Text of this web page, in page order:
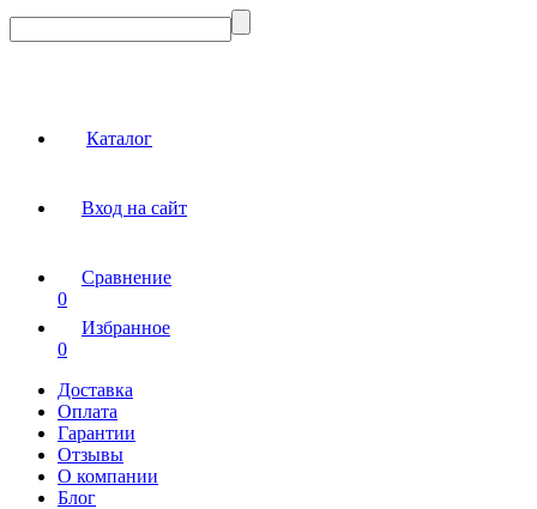
Каталог
Вход на сайт
Сравнение
0
Избранное
0
Доставка
Оплата
Гарантии
Отзывы
О компании
Блог